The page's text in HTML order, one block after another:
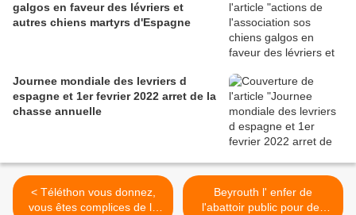
galgos en faveur des lévriers et
autres chiens martyrs d'Espagne
Journee mondiale des levriers d
espagne et 1er fevrier 2022 arret de la
chasse annuelle
< Téléthon vous donnez,
vous êtes complices de la
Beyrouth l' enfer de
l'abattoir public pour des